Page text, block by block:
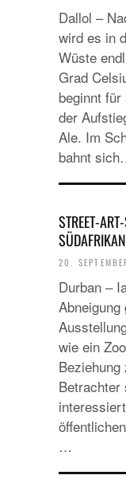
Dallol –
wird es in
Wüste
Grad
beginnt
der
Ale. Im
bahnt
STREET-
20.
Durban –
wie ein
Betrachter
…